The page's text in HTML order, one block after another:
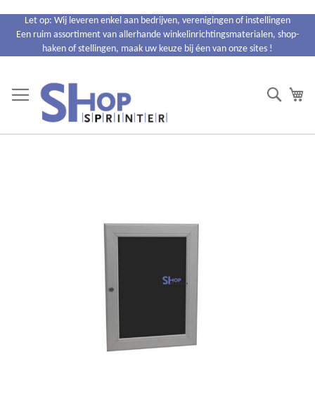
naar
Let op: Wij leveren enkel aan bedrijven, verenigingen of instellingen
Een ruim assortiment van allerhande winkelinrichtingsmaterialen, shop-
haken of stellingen, maak uw keuze bij éen van onze sites !
Search